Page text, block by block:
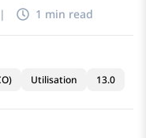
| 1 min read
Utilisation 13.0